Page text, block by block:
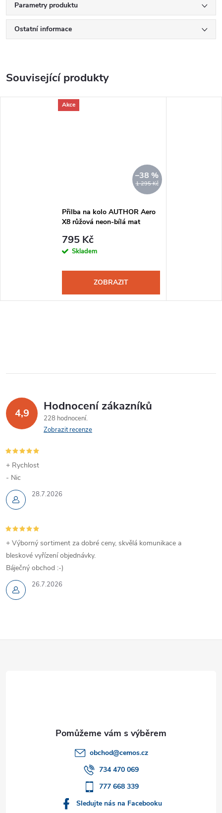
Parametry produktu
Ostatní informace
Související produkty
Akce
1 295 Kč
–38 %
Přilba na kolo AUTHOR Aero
X8 růžová neon-bílá mat
795 Kč
Skladem
ZOBRAZIT
4,9 Hodnocení zákazníků
228 hodnocení
Zobrazit recenze
28.7.2026
+ Rychlost
- Nic
26.7.2026
+ Výborný sortiment za dobré ceny, skvělá komunikace a
bleskové vyřízení objednávky.
Báječný obchod :-)
obchod@cemos.cz
734 470 069
777 668 339
Sledujte nás na Facebooku